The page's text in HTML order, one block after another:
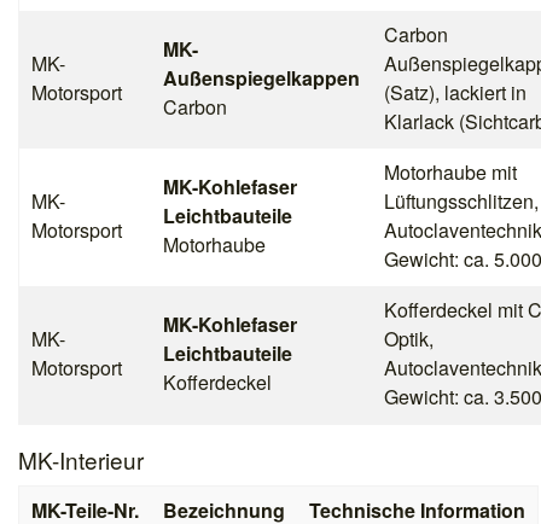
MK-
Motorsport
MK-
Außenspiegelkappen
Carbon
Carbon
(Satz), lackiert in
Klarlack
MK-
Motorsport
MK-Kohlefaser
Leichtbauteile
Motorhaube
Motorhaube mit
Lüftungsschlitzen,
Gewicht: ca.
MK-
Motorsport
MK-Kohlefaser
Leichtbauteile
Kofferdeckel
Kofferdeckel mit
Optik,
Gewicht: ca.
MK-Interieur
MK-Teile-Nr. Bezeichnung Technische Information